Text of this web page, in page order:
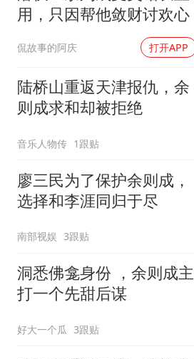
用，只因帮他敛财讨欢心
侃故事的阿庆 打开APP
陆桥山重返天津报仇，余
则成求和却被拒绝
音乐人物传 1跟贴
廖三民为了保护余则成，
选择和李涯同归于尽
南部视娱 3跟贴
洞悉佛龛身份 ，余则成主
打一个先甜后谋
好大一个瓜 3跟贴